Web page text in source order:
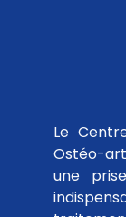
Le
Ostéo-
une